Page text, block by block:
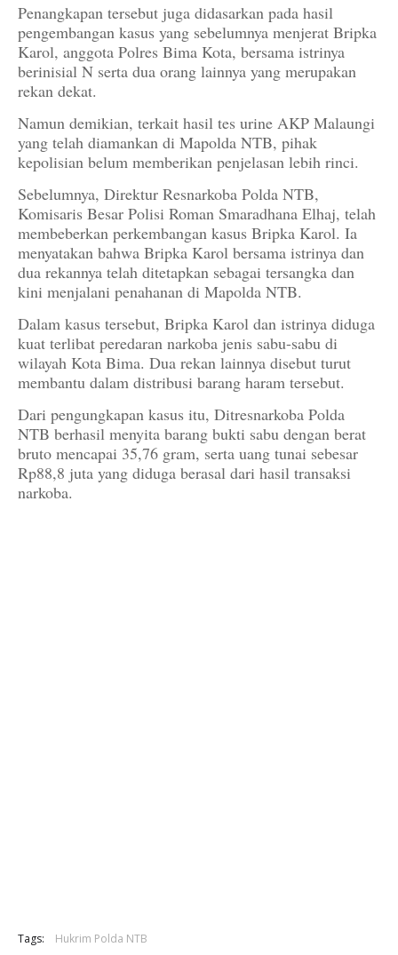
Penangkapan tersebut juga didasarkan pada hasil
pengembangan kasus yang sebelumnya menjerat Bripka
Karol, anggota Polres Bima Kota, bersama istrinya
berinisial N serta dua orang lainnya yang merupakan
rekan dekat.
Namun demikian, terkait hasil tes urine AKP Malaungi
yang telah diamankan di Mapolda NTB, pihak
kepolisian belum memberikan penjelasan lebih rinci.
Sebelumnya, Direktur Resnarkoba Polda NTB,
Komisaris Besar Polisi Roman Smaradhana Elhaj, telah
membeberkan perkembangan kasus Bripka Karol. Ia
menyatakan bahwa Bripka Karol bersama istrinya dan
dua rekannya telah ditetapkan sebagai tersangka dan
kini menjalani penahanan di Mapolda NTB.
Dalam kasus tersebut, Bripka Karol dan istrinya diduga
kuat terlibat peredaran narkoba jenis sabu-sabu di
wilayah Kota Bima. Dua rekan lainnya disebut turut
membantu dalam distribusi barang haram tersebut.
Dari pengungkapan kasus itu, Ditresnarkoba Polda
NTB berhasil menyita barang bukti sabu dengan berat
bruto mencapai 35,76 gram, serta uang tunai sebesar
Rp88,8 juta yang diduga berasal dari hasil transaksi
narkoba.
Tags: Hukrim Polda NTB